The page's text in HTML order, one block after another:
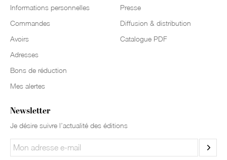
Informations personnelles
Commandes
Avoirs
Adresses
Bons de réduction
Mes alertes
Presse
Diffusion & distribution
Catalogue PDF
Newsletter
Je désire suivre l’actualité des éditions